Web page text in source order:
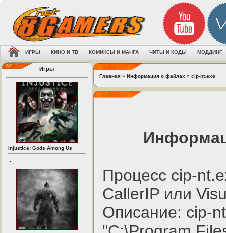
ИГРЫ КИНО И ТВ КОМИКСЫ И МАНГА ЧИТЫ И КОДЫ МОДДИНГ
Игры
Injustice: Gods Among Us
Главная » Информация о файлах » cip-nt.exe
Процесс cip-
CallerIP или
Описание: cip-